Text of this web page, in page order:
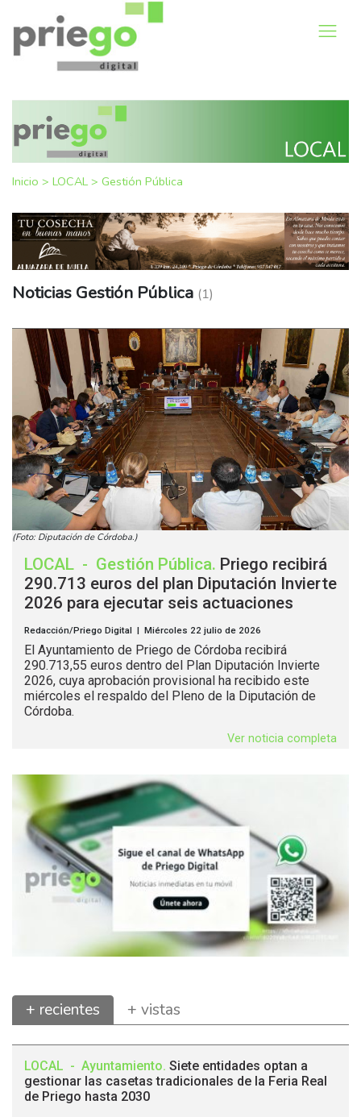
Inicio > LOCAL > Gestión Pública
Noticias Gestión Pública (1)
(Foto: Diputación de Córdoba.)
LOCAL - Gestión Pública. Priego recibirá
290.713 euros del plan Diputación Invierte
2026 para ejecutar seis actuaciones
Redacción/Priego Digital | Miércoles 22 julio de 2026
El Ayuntamiento de Priego de Córdoba recibirá
290.713,55 euros dentro del Plan Diputación Invierte
2026, cuya aprobación provisional ha recibido este
miércoles el respaldo del Pleno de la Diputación de
Córdoba.
Ver noticia completa
+ recientes + vistas
LOCAL - Ayuntamiento. Siete entidades optan a
gestionar las casetas tradicionales de la Feria Real
de Priego hasta 2030